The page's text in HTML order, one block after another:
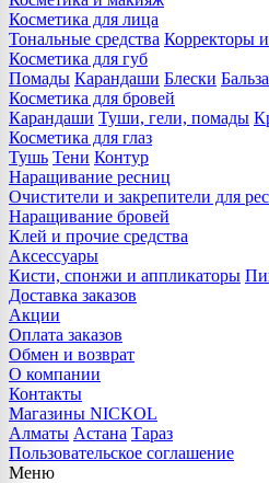
Косметика для лица
Тональные средства Корректоры
Косметика для губ
Помады Карандаши Блески
Косметика для бровей
Карандаши Туши, гели, помады
Косметика для глаз
Тушь Тени Контур
Наращивание ресниц
Очистители и закрепители для
Наращивание бровей
Клей и прочие средства
Аксессуары
Кисти, спонжи и аппликаторы
Доставка заказов
Акции
Оплата заказов
Обмен и возврат
О компании
Контакты
Магазины NICKOL
Алматы Астана Тараз
Пользовательское соглашение
Меню